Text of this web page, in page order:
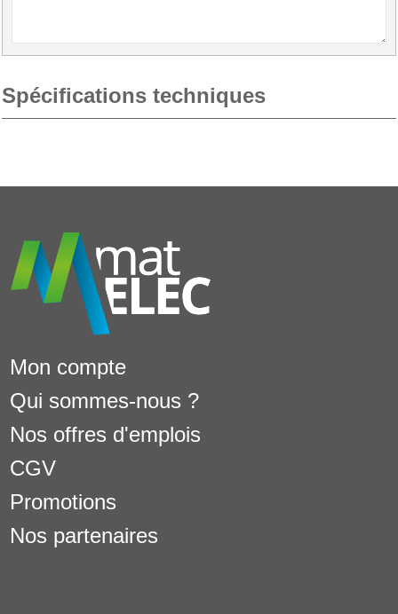
Spécifications techniques
Mon compte
Qui sommes-nous ?
Nos offres d'emplois
CGV
Promotions
Nos partenaires